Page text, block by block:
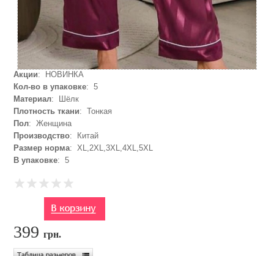
Акции: НОВИНКА
Кол-во в упаковке: 5
Материал: Шёлк
Плотность ткани: Тонкая
Пол: Женщина
Производство: Китай
Размер норма: XL,2XL,3XL,4XL,5XL
В упаковке: 5
399грн.